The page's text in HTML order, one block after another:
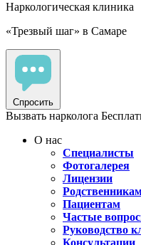
Наркологическая клиника
«Трезвый шаг» в Самаре
Спросить
Вызвать нарколога
О нас
Специалисты
Фотогалерея
Лицензии
Пациентам
Частые
Руководство
Консультации